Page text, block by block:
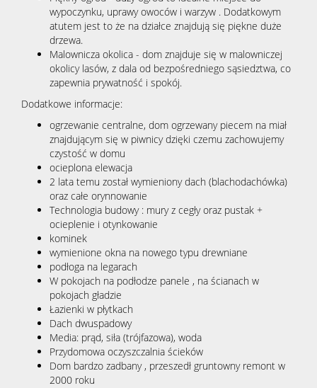
wypoczynku, uprawy owoców i warzyw . Dodatkowym
atutem jest to że na działce znajdują się piękne duże
drzewa.
Malownicza okolica - dom znajduje się w malowniczej
okolicy lasów, z dala od bezpośredniego sąsiedztwa, co
zapewnia prywatność i spokój.
Dodatkowe informacje:
ogrzewanie centralne, dom ogrzewany piecem na miał
znajdującym się w piwnicy dzięki czemu zachowujemy
czystość w domu
ocieplona elewacja
2 lata temu został wymieniony dach (blachodachówka)
oraz całe orynnowanie
Technologia budowy : mury z cegły oraz pustak +
ocieplenie i otynkowanie
kominek
wymienione okna na nowego typu drewniane
podłoga na legarach
W pokojach na podłodze panele , na ścianach w
pokojach gładzie
Łazienki w płytkach
Dach dwuspadowy
Media: prąd, siła (trójfazowa), woda
Przydomowa oczyszczalnia ścieków
Dom bardzo zadbany , przeszedł gruntowny remont w
2000 roku